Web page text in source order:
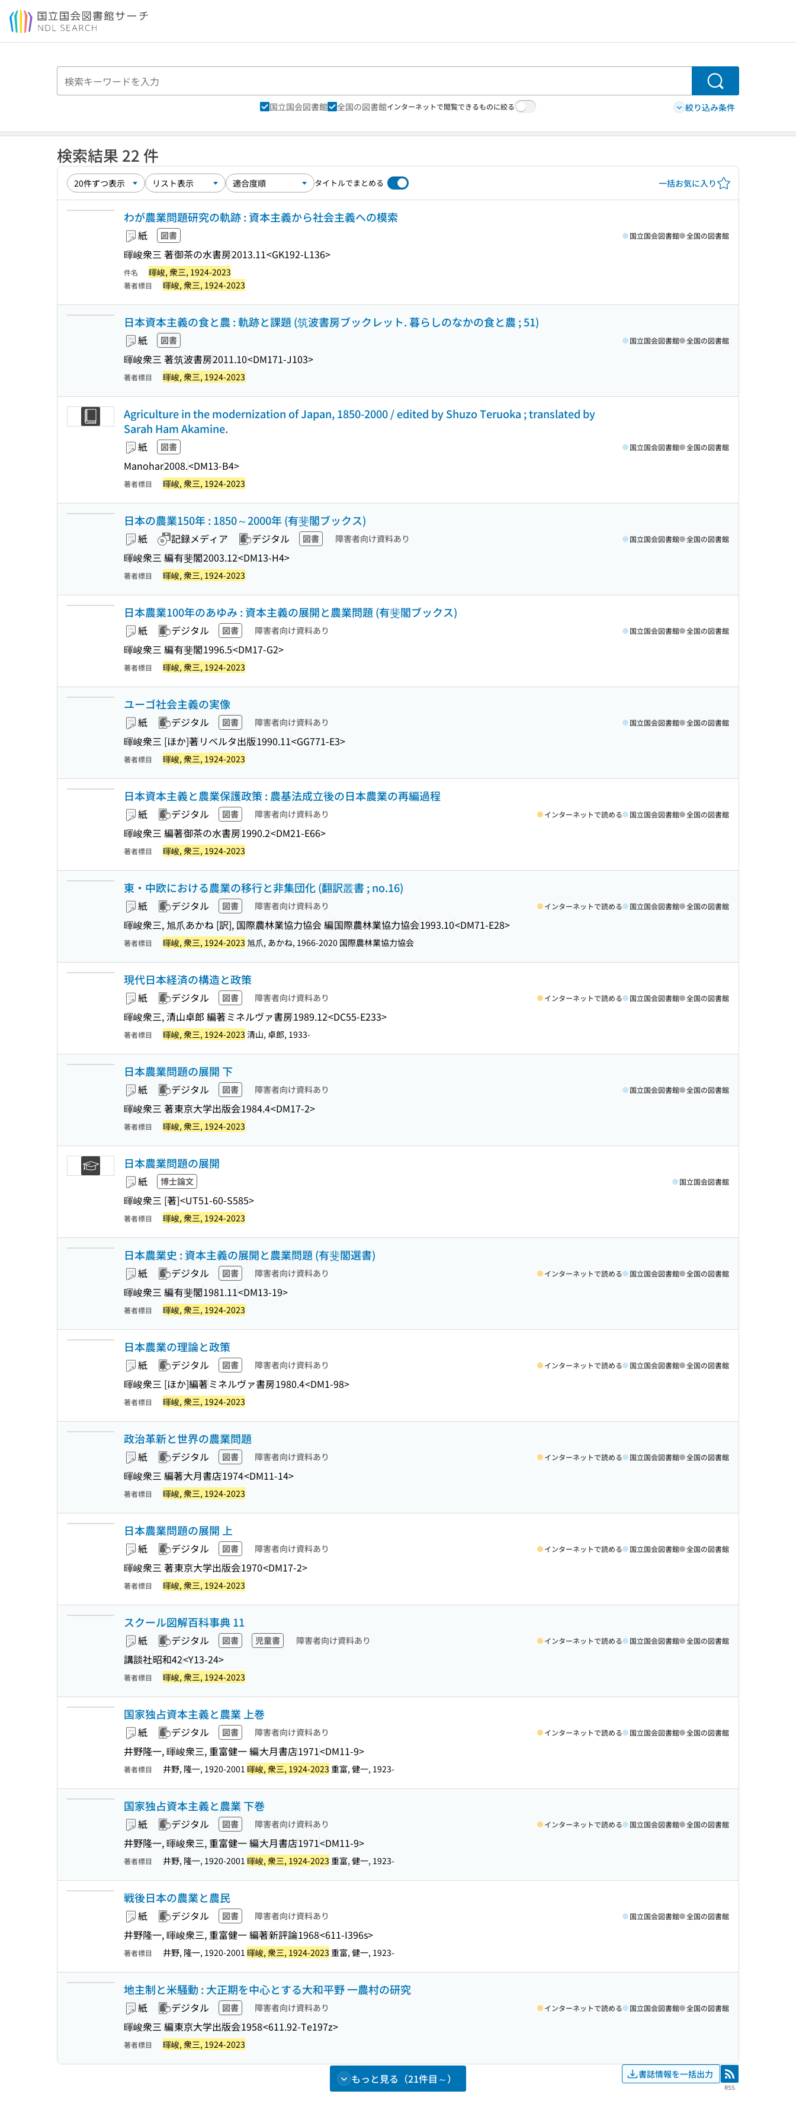
本文へ移動
検索
国立国会図書館 全国の図書館インターネットで閲覧できるものに絞る 絞り込み条件
検索結果 22 件
タイトルでまとめる 一括お気に入り
わが農業問題研究の軌跡 : 資本主義から社会主義への模索
紙 図書
暉峻衆三 著御茶の水書房2013.11<GK192-L136>
国立国会図書館 全国の図書館
件名 暉峻, 衆三, 1924-2023
著者標目 暉峻, 衆三, 1924-2023
日本資本主義の食と農 : 軌跡と課題 (筑波書房ブックレット. 暮らしのなかの食と農 ; 51)
紙 図書
暉峻衆三 著筑波書房2011.10<DM171-J103>
国立国会図書館 全国の図書館
著者標目 暉峻, 衆三, 1924-2023
Agriculture in the modernization of Japan, 1850-2000 / edited by Shuzo Teruoka ; translated by
Sarah Ham Akamine.
紙 図書
Manohar2008.<DM13-B4>
国立国会図書館 全国の図書館
著者標目 暉峻, 衆三, 1924-2023
日本の農業150年 : 1850～2000年 (有斐閣ブックス)
紙 記録メディア デジタル 図書 障害者向け資料あり
暉峻衆三 編有斐閣2003.12<DM13-H4>
国立国会図書館 全国の図書館
著者標目 暉峻, 衆三, 1924-2023
日本農業100年のあゆみ : 資本主義の展開と農業問題 (有斐閣ブックス)
紙 デジタル 図書 障害者向け資料あり
暉峻衆三 編有斐閣1996.5<DM17-G2>
国立国会図書館 全国の図書館
著者標目 暉峻, 衆三, 1924-2023
ユーゴ社会主義の実像
紙 デジタル 図書 障害者向け資料あり
暉峻衆三 [ほか]著リベルタ出版1990.11<GG771-E3>
国立国会図書館 全国の図書館
著者標目 暉峻, 衆三, 1924-2023
日本資本主義と農業保護政策 : 農基法成立後の日本農業の再編過程
紙 デジタル 図書 障害者向け資料あり
暉峻衆三 編著御茶の水書房1990.2<DM21-E66>
インターネットで読める 国立国会図書館 全国の図書館
著者標目 暉峻, 衆三, 1924-2023
東・中欧における農業の移行と非集団化 (翻訳叢書 ; no.16)
紙 デジタル 図書 障害者向け資料あり
暉峻衆三, 旭爪あかね [訳], 国際農林業協力協会 編国際農林業協力協会1993.10<DM71-E28>
インターネットで読める 国立国会図書館 全国の図書館
著者標目 暉峻, 衆三, 1924-2023 旭爪, あかね, 1966-2020 国際農林業協力協会
現代日本経済の構造と政策
紙 デジタル 図書 障害者向け資料あり
暉峻衆三, 清山卓郎 編著ミネルヴァ書房1989.12<DC55-E233>
インターネットで読める 国立国会図書館 全国の図書館
著者標目 暉峻, 衆三, 1924-2023 清山, 卓郎, 1933-
日本農業問題の展開 下
紙 デジタル 図書 障害者向け資料あり
暉峻衆三 著東京大学出版会1984.4<DM17-2>
国立国会図書館 全国の図書館
著者標目 暉峻, 衆三, 1924-2023
日本農業問題の展開
紙 博士論文
暉峻衆三 [著]<UT51-60-S585>
国立国会図書館
著者標目 暉峻, 衆三, 1924-2023
日本農業史 : 資本主義の展開と農業問題 (有斐閣選書)
紙 デジタル 図書 障害者向け資料あり
暉峻衆三 編有斐閣1981.11<DM13-19>
インターネットで読める 国立国会図書館 全国の図書館
著者標目 暉峻, 衆三, 1924-2023
日本農業の理論と政策
紙 デジタル 図書 障害者向け資料あり
暉峻衆三 [ほか]編著ミネルヴァ書房1980.4<DM1-98>
インターネットで読める 国立国会図書館 全国の図書館
著者標目 暉峻, 衆三, 1924-2023
政治革新と世界の農業問題
紙 デジタル 図書 障害者向け資料あり
暉峻衆三 編著大月書店1974<DM11-14>
インターネットで読める 国立国会図書館 全国の図書館
著者標目 暉峻, 衆三, 1924-2023
日本農業問題の展開 上
紙 デジタル 図書 障害者向け資料あり
暉峻衆三 著東京大学出版会1970<DM17-2>
インターネットで読める 国立国会図書館 全国の図書館
著者標目 暉峻, 衆三, 1924-2023
スクール図解百科事典 11
紙 デジタル 図書 児童書 障害者向け資料あり
講談社昭和42<Y13-24>
インターネットで読める 国立国会図書館 全国の図書館
著者標目 暉峻, 衆三, 1924-2023
国家独占資本主義と農業 上巻
紙 デジタル 図書 障害者向け資料あり
井野隆一, 暉峻衆三, 重富健一 編大月書店1971<DM11-9>
インターネットで読める 国立国会図書館 全国の図書館
著者標目 井野, 隆一, 1920-2001 暉峻, 衆三, 1924-2023 重富, 健一, 1923-
国家独占資本主義と農業 下巻
紙 デジタル 図書 障害者向け資料あり
井野隆一, 暉峻衆三, 重富健一 編大月書店1971<DM11-9>
インターネットで読める 国立国会図書館 全国の図書館
著者標目 井野, 隆一, 1920-2001 暉峻, 衆三, 1924-2023 重富, 健一, 1923-
戦後日本の農業と農民
紙 デジタル 図書 障害者向け資料あり
井野隆一, 暉峻衆三, 重富健一 編著新評論1968<611-I396s>
国立国会図書館 全国の図書館
著者標目 井野, 隆一, 1920-2001 暉峻, 衆三, 1924-2023 重富, 健一, 1923-
地主制と米騒動 : 大正期を中心とする大和平野 一農村の研究
紙 デジタル 図書 障害者向け資料あり
暉峻衆三 編東京大学出版会1958<611.92-Te197z>
インターネットで読める 国立国会図書館 全国の図書館
著者標目 暉峻, 衆三, 1924-2023
もっと見る（21件目～） 書誌情報を一括出力 RSS
RSS